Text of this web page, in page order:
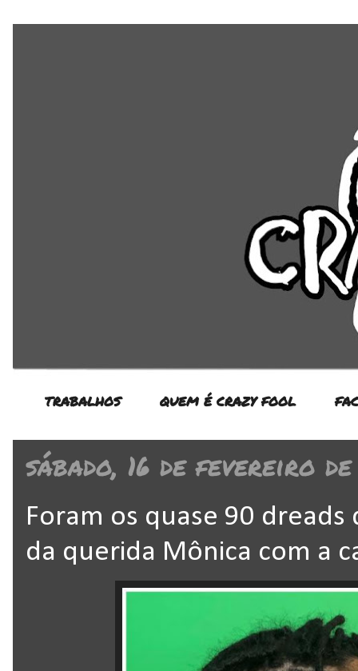
TRABALHOS QUEM É CRAZY FOOL
sábado, 16 de fevereiro
Foram os quase 90
da querida Mônica com a